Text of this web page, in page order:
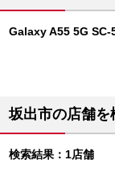
Galaxy A55 5G SC-
坂出市の店舗
検索結果：1店舗